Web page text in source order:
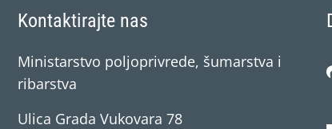
Kontaktirajte nas
Ministarstvo poljoprivrede, šumarstva i
ribarstva
Ulica Grada Vukovara 78